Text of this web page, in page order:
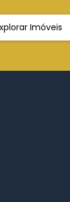
Imóveis